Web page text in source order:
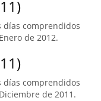
días comprendidos
de 2012.
días comprendidos
de 2011.